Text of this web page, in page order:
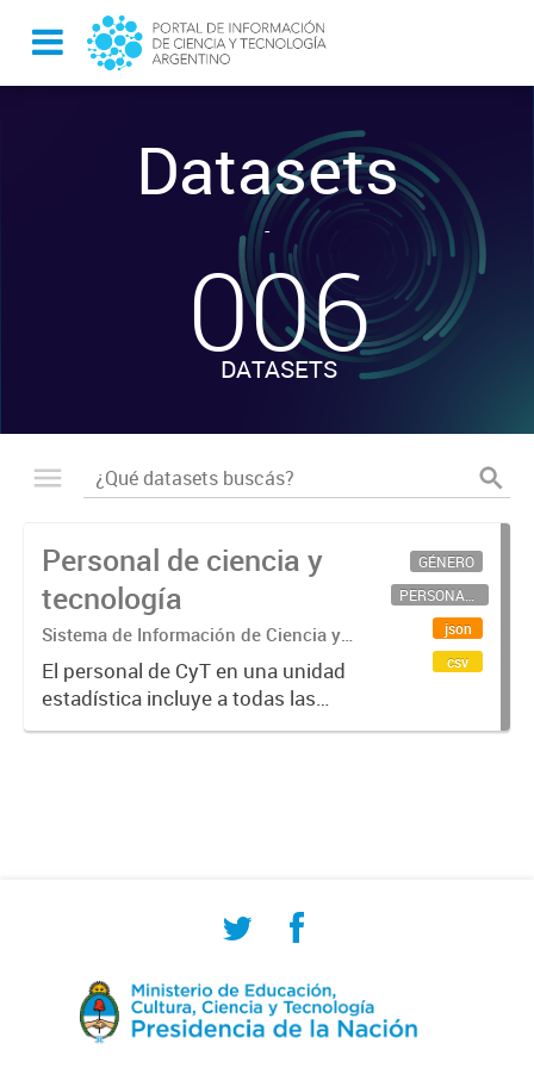
Datasets
-
006
DATASETS
Personal de ciencia y
tecnología
Sistema de Información de Ciencia y
Tecnología Argentino (SICYTAR)
El personal de CyT en una unidad
estadística incluye a todas las
personas involucradas
GÉNERO
PERSONAL CIENTÍFICO-TECNOLÓGICO
json
csv